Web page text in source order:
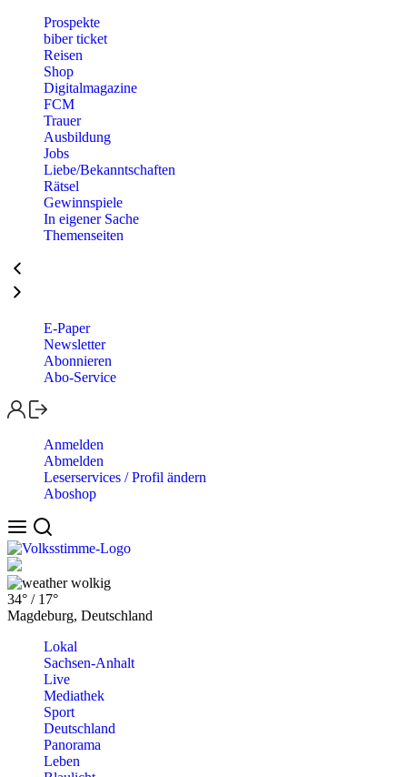
Prospekte
biber ticket
Reisen
Shop
Digitalmagazine
FCM
Trauer
Ausbildung
Jobs
Liebe/Bekanntschaften
Rätsel
Gewinnspiele
In eigener Sache
Themenseiten
E-Paper
Newsletter
Abonnieren
Abo-Service
Anmelden
Abmelden
Leserservices / Profil ändern
Aboshop
wolkig
34° / 17°
Magdeburg, Deutschland
Lokal
Sachsen-Anhalt
Live
Mediathek
Sport
Deutschland
Panorama
Leben